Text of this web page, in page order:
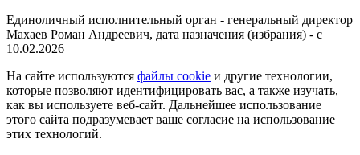
Единоличный исполнительный орган - генеральный директор
Махаев Роман Андреевич, дата назначения (избрания) - с
10.02.2026
На сайте используются файлы cookie и другие технологии,
которые позволяют идентифицировать вас, а также изучать,
как вы используете веб-сайт. Дальнейшее использование
этого сайта подразумевает ваше согласие на использование
этих технологий.